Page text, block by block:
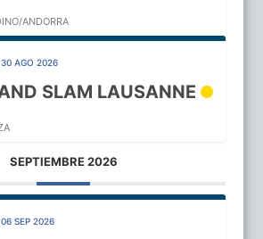
ANDORRA
AGO 2026
SLAM LAUSANNE
SEPTIEMBRE 2026
SEP 2026